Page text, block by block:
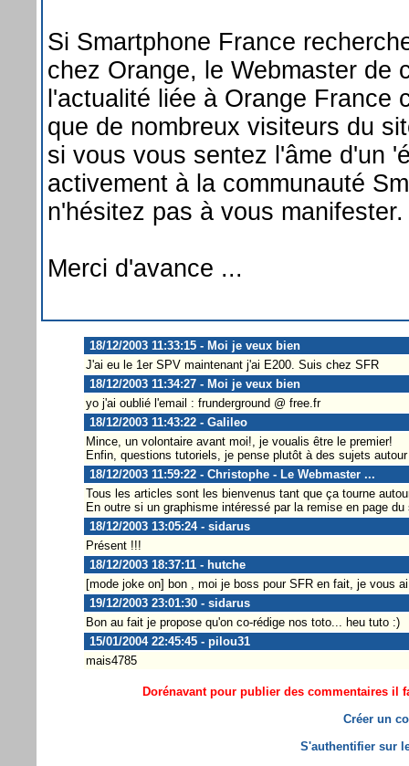
Si Smartphone France
chez Orange, le Webmaster de
l'actualité liée à Orange France
que de nombreux visiteurs du
si vous vous sentez l'âme d'un
activement à la communauté
n'hésitez pas à vous manifester.
Merci d'avance ...
18/12/2003 11:33:15 - Moi je veux bien
J'ai eu le 1er SPV maintenant j'ai E200. Suis chez SFR
18/12/2003 11:34:27 - Moi je veux bien
yo j'ai oublié l'email : frunderground @ free.fr
18/12/2003 11:43:22 - Galileo
Mince, un volontaire avant moi!, je voualis être le premier!
Enfin, questions tutoriels, je pense plutôt à des sujets
18/12/2003 11:59:22 - Christophe - Le Webmaster ...
Tous les articles sont les bienvenus tant que ça tourne
En outre si un graphisme intéressé par la remise en page
18/12/2003 13:05:24 - sidarus
Présent !!!
18/12/2003 18:37:11 - hutche
[mode joke on] bon , moi je boss pour SFR en fait, je vous
19/12/2003 23:01:30 - sidarus
Bon au fait je propose qu'on co-rédige nos toto... heu tuto :)
15/01/2004 22:45:45 - pilou31
mais4785
Dorénavant pour publier des commentaires il
Créer un
S'authentifier sur